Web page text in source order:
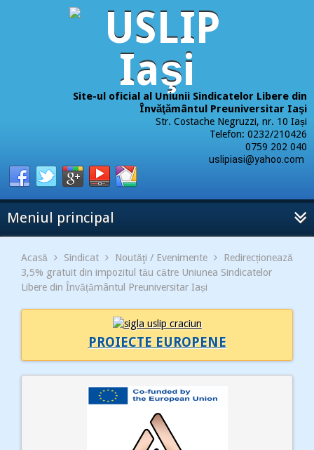
Site-ul oficial al Uniunii Sindicatelor Libere din
Învăţământul Preuniversitar Iaşi
Str. Costache Negruzzi, nr. 10 Iași
Telefon: 0232/210426
0759 202 040
uslipiasi@yahoo.com
Meniul principal
Acasă Sindicat Noutăţi / Evenimente
Redirecționează
3,5% gratuit din impozitul tău către Uniunea Sindicatelor
Libere din Învățământul Preuniversitar Iași
PROIECTE EUROPENE